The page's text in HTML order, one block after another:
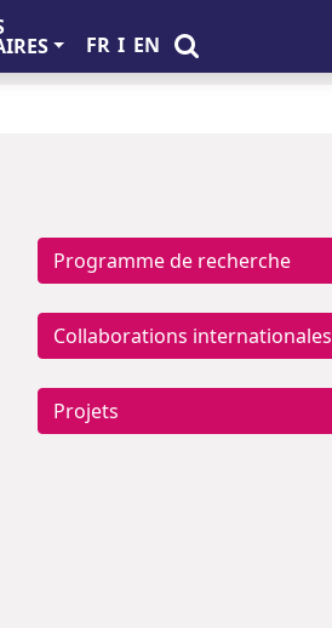
FR I EN
Programme de recherche
Collaborations internationales
Projets